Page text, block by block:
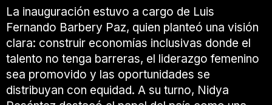
La inauguración estuvo a cargo de Luis
Fernando Barbery Paz, quien planteó una visión
clara: construir economías inclusivas donde el
talento no tenga barreras, el liderazgo femenino
sea promovido y las oportunidades se
distribuyan con equidad. A su turno, Nidya